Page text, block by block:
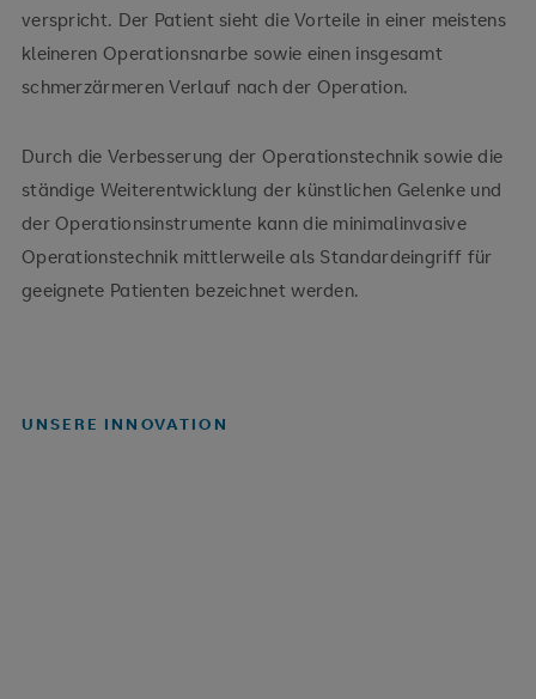
verspricht. Der Patient sieht die Vorteile in einer meistens
kleineren Operationsnarbe sowie einen insgesamt
schmerzärmeren Verlauf nach der Operation.
Durch die Verbesserung der Operationstechnik sowie die
ständige Weiterentwicklung der künstlichen Gelenke und
der Operationsinstrumente kann die minimalinvasive
Operationstechnik mittlerweile als Standardeingriff für
geeignete Patienten bezeichnet werden.
UNSERE INNOVATION